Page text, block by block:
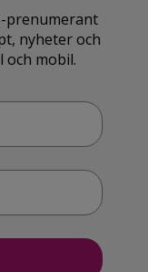
prenumerant
nyheter och
mobil.